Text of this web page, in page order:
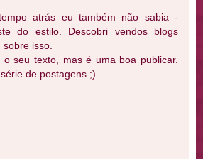
atrás eu também não sabia -
do estilo. Descobri vendos blogs
isso.
o seu texto, mas é uma boa publicar.
de postagens ;)